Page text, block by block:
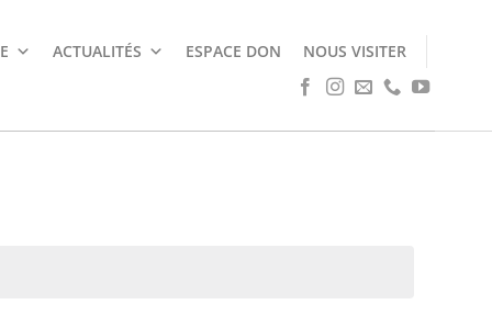
ACTUALITÉS ESPACE DON NOUS VISITER